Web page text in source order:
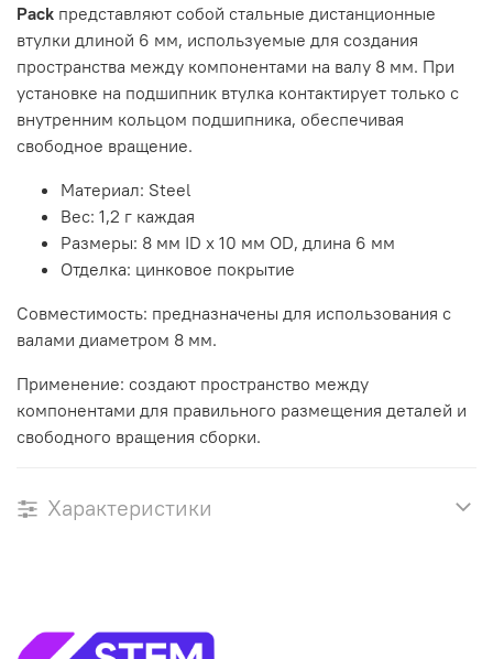
Pack представляют собой стальные дистанционные
втулки длиной 6 мм, используемые для создания
пространства между компонентами на валу 8 мм. При
установке на подшипник втулка контактирует только с
внутренним кольцом подшипника, обеспечивая
свободное вращение.
Материал: Steel
Вес: 1,2 г каждая
Размеры: 8 мм ID x 10 мм OD, длина 6 мм
Отделка: цинковое покрытие
Совместимость: предназначены для использования с
валами диаметром 8 мм.
Применение: создают пространство между
компонентами для правильного размещения деталей и
свободного вращения сборки.
Характеристики